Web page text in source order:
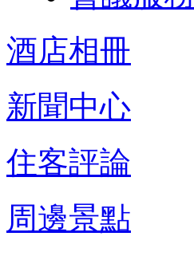
酒店相冊
新聞中心
住客評論
周邊景點